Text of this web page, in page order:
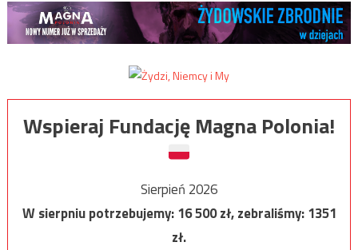
Wspieraj Fundację Magna Polonia!
Sierpień 2026
W sierpniu potrzebujemy:16 500zł, zebraliśmy:1351
zł.